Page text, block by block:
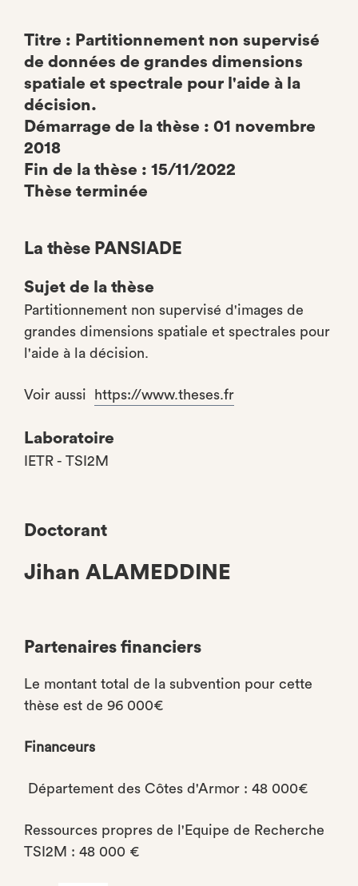
Titre : Partitionnement non supervisé
de données de grandes dimensions
spatiale et spectrale pour l'aide à la
décision.
Démarrage de la thèse : 01 novembre
2018
Fin de la thèse : 15/11/2022
Thèse terminée
La thèse PANSIADE
Sujet de la thèse
Partitionnement non supervisé d'images de
grandes dimensions spatiale et spectrales pour
l'aide à la décision.
Voir aussi https://www.theses.fr
Laboratoire
IETR - TSI2M
Doctorant
Jihan ALAMEDDINE
Partenaires financiers
Le montant total de la subvention pour cette
thèse est de 96 000€
Financeurs
Département des Côtes d'Armor : 48 000€
Ressources propres de l'Equipe de Recherche
TSI2M : 48 000 €